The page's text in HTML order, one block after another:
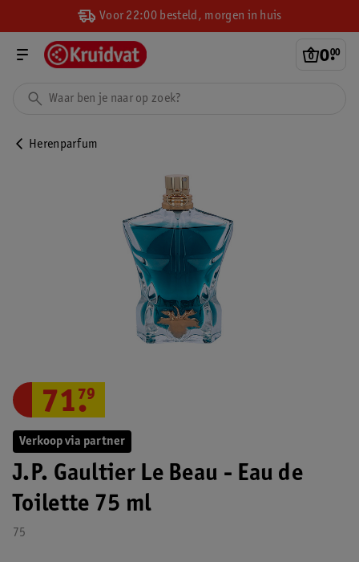
Voor 22:00 besteld, morgen in huis
0.
00
Herenparfum
Verkoop via partner
J.P. Gaultier Le Beau - Eau de
Toilette 75 ml
75
71.
79